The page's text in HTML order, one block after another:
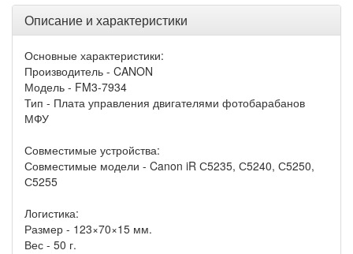
Описание и характеристики
Основные характеристики:
Производитель - CANON
Модель - FM3-7934
Тип - Плата управления двигателями фотобарабанов
МФУ
Совместимые устройства:
Совместимые модели - Canon iR С5235, С5240, С5250,
С5255
Логистика:
Размер - 123×70×15 мм.
Вес - 50 г.